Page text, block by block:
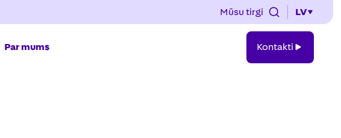
Mūsu tirgi LV
Par mums Kontakti